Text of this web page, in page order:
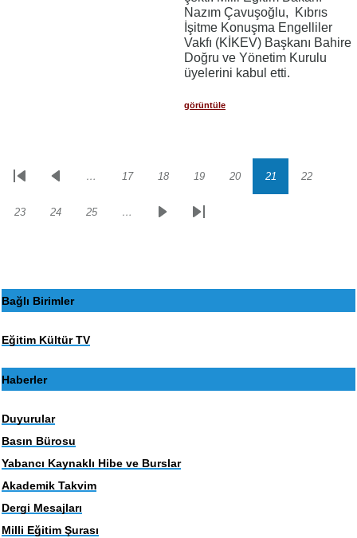
Nazım Çavuşoğlu, Kıbrıs
İşitme Konuşma Engelliler
Vakfı (KİKEV) Başkanı Bahire
Doğru ve Yönetim Kurulu
üyelerini kabul etti.
görüntüle
Sayfalama
İlk
Önceki… Sayfa
17 Sayfa
18 Sayfa
19 Sayfa
20 Sayfa
21 Sayfa
22
Sayfa
23 Sayfa
24 Sayfa
25 …
SonrakiSon
Bağlı Birimler
Eğitim Kültür TV
Haberler
Duyurular
Basın Bürosu
Yabancı Kaynaklı Hibe ve Burslar
Akademik Takvim
Dergi Mesajları
Milli Eğitim Şurası